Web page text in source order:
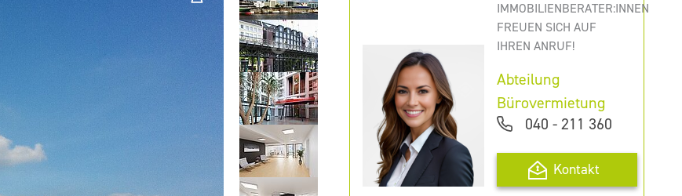
IMMOBILIENBERATER:INNEN
FREUEN SICH AUF
IHREN ANRUF!
Abteilung
Bürovermietung
040 - 211 360
Kontakt